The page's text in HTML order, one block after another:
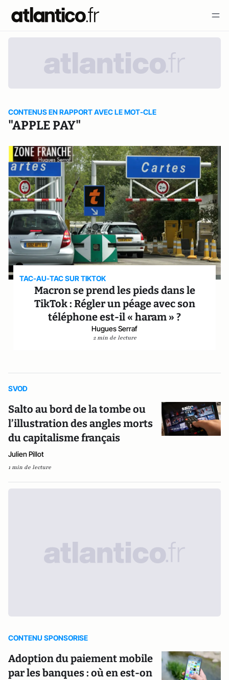
CONTENUS EN RAPPORT AVEC LE MOT-CLE
"APPLE PAY"
TAC-AU-TAC SUR TIKTOK
Macron se prend les pieds dans le
TikTok : Régler un péage avec son
téléphone est-il « haram » ?
Hugues Serraf
2 min de lecture
SVOD
Salto au bord de la tombe ou
l’illustration des angles morts
du capitalisme français
Julien Pillot
1 min de lecture
CONTENU SPONSORISE
Adoption du paiement mobile
par les banques : où en est-on